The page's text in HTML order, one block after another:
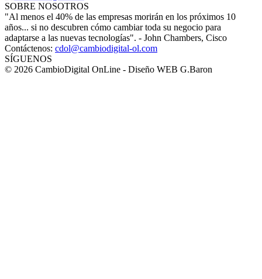
SOBRE NOSOTROS
"Al menos el 40% de las empresas morirán en los próximos 10
años... si no descubren cómo cambiar toda su negocio para
adaptarse a las nuevas tecnologías". - John Chambers, Cisco
Contáctenos: cdol@cambiodigital-ol.com
SÍGUENOS
© 2026 CambioDigital OnLine - Diseño WEB G.Baron